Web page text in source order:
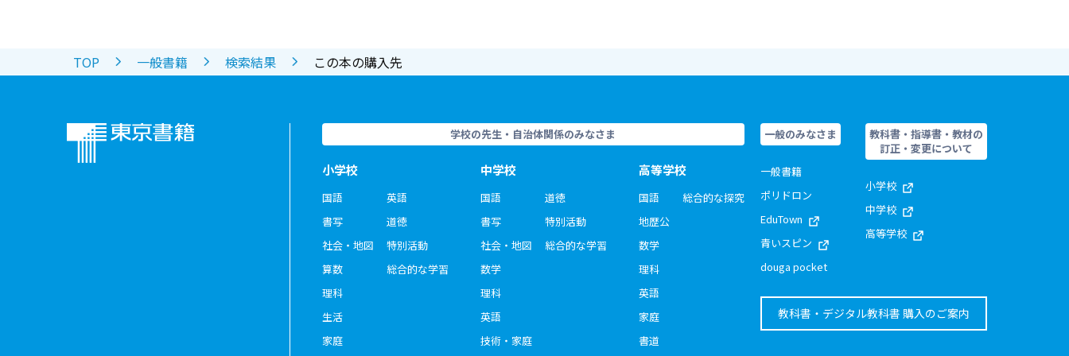
TOP 一般書籍 検索結果 この本の購入先
学校の先生・自治体関係のみなさま
小学校
国語
書写
社会・地図
算数
理科
生活
家庭
英語
道徳
特別活動
総合的な学習
中学校
国語
書写
社会・地図
数学
理科
英語
技術・家庭
道徳
特別活動
総合的な学習
高等学校
国語
地歴公
数学
理科
英語
家庭
書道
総合的な探究
一般のみなさま
一般書籍
ポリドロン
EduTown
青いスピン
douga pocket
教科書・指導書・教材の
訂正・変更について
小学校
中学校
高等学校
教科書・デジタル教科書 購入のご案内